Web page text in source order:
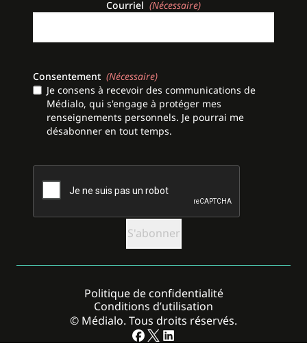
Courriel (Nécessaire)
Consentement (Nécessaire)
Je consens à recevoir des communications de
Médialo, qui s'engage à protéger mes
renseignements personnels. Je pourrai me
désabonner en tout temps.
CAPTCHA
© Médialo. Tous droits réservés.
Politique de confidentialité
Conditions d’utilisation